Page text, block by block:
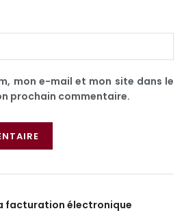
mon e-mail et mon site dans le
prochain commentaire.
facturation électronique